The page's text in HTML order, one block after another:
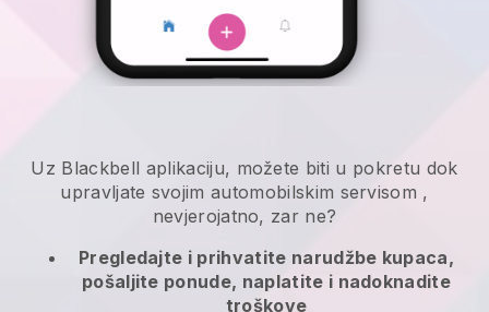
Uz Blackbell aplikaciju, možete biti u pokretu dok
upravljate svojim automobilskim servisom ,
nevjerojatno, zar ne?
Pregledajte i prihvatite narudžbe kupaca,
pošaljite ponude, naplatite i nadoknadite
troškove